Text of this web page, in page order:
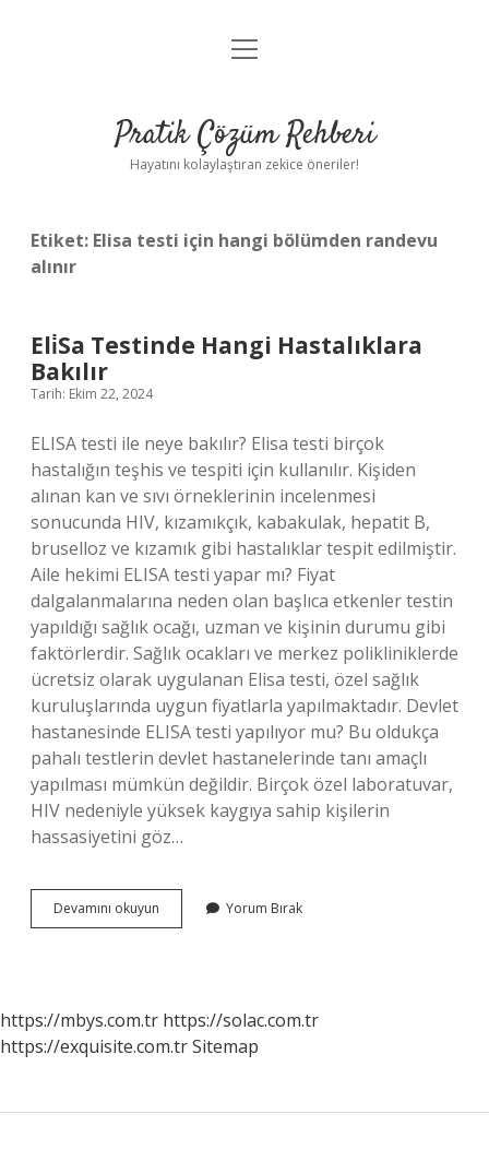
Anasayfa
Yasal Uyarı
menüyü
Pratik Çözüm Rehberi
Hayatını kolaylaştıran zekice öneriler!
Etiket: Elisa testi için hangi bölümden randevu
alınır
Eli̇Sa Testinde Hangi Hastalıklara
Bakılır
Tarih: Ekim 22, 2024
ELISA testi ile neye bakılır? Elisa testi birçok
hastalığın teşhis ve tespiti için kullanılır. Kişiden
alınan kan ve sıvı örneklerinin incelenmesi
sonucunda HIV, kızamıkçık, kabakulak, hepatit B,
bruselloz ve kızamık gibi hastalıklar tespit edilmiştir.
Aile hekimi ELISA testi yapar mı? Fiyat
dalgalanmalarına neden olan başlıca etkenler testin
yapıldığı sağlık ocağı, uzman ve kişinin durumu gibi
faktörlerdir. Sağlık ocakları ve merkez polikliniklerde
ücretsiz olarak uygulanan Elisa testi, özel sağlık
kuruluşlarında uygun fiyatlarla yapılmaktadır. Devlet
hastanesinde ELISA testi yapılıyor mu? Bu oldukça
pahalı testlerin devlet hastanelerinde tanı amaçlı
yapılması mümkün değildir. Birçok özel laboratuvar,
HIV nedeniyle yüksek kaygıya sahip kişilerin
hassasiyetini göz…
Devamını okuyun
Testinde
Yorum Bırak
https://mbys.com.tr https://solac.com.tr
https://exquisite.com.trSitemap